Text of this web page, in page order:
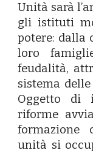
Unità sarà
gli istituti
potere: dalla
loro
feudalità,
sistema
Oggetto di
riforme
formazione
unità si